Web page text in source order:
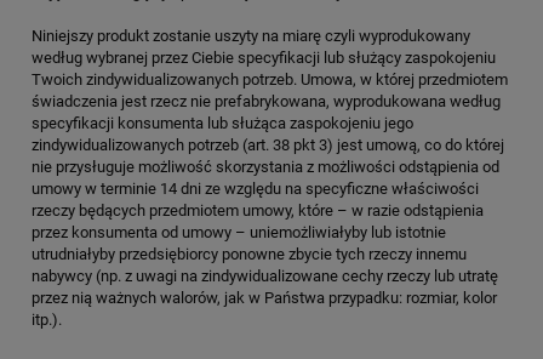
Niniejszy produkt zostanie uszyty na miarę czyli wyprodukowany
według wybranej przez Ciebie specyfikacji lub służący zaspokojeniu
Twoich zindywidualizowanych potrzeb. Umowa, w której przedmiotem
świadczenia jest rzecz nie prefabrykowana, wyprodukowana według
specyfikacji konsumenta lub służąca zaspokojeniu jego
zindywidualizowanych potrzeb (art. 38 pkt 3) jest umową, co do której
nie przysługuje możliwość skorzystania z możliwości odstąpienia od
umowy w terminie 14 dni ze względu na specyficzne właściwości
rzeczy będących przedmiotem umowy, które – w razie odstąpienia
przez konsumenta od umowy – uniemożliwiałyby lub istotnie
utrudniałyby przedsiębiorcy ponowne zbycie tych rzeczy innemu
nabywcy (np. z uwagi na zindywidualizowane cechy rzeczy lub utratę
przez nią ważnych walorów, jak w Państwa przypadku: rozmiar, kolor
itp.).